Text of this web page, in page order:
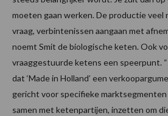
moeten gaan werken. De productie veel
vraag, verbintenissen aangaan met
noemt Smit de biologische keten. Ook
vraaggestuurde ketens een speerpunt.
dat ‘Made in Holland’ een
gericht voor specifieke
samen met ketenpartijen, inzetten om